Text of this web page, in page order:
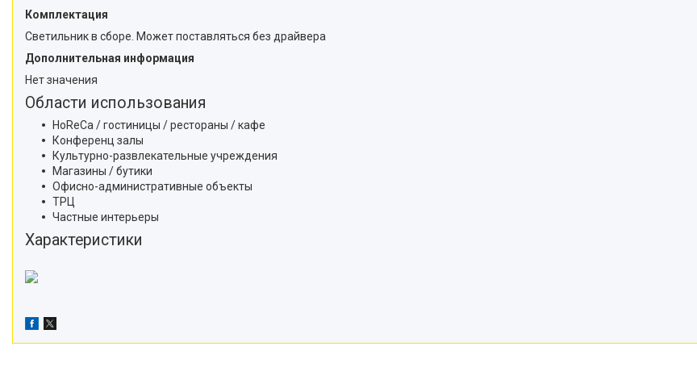
Комплектация
Светильник в сборе. Может поставляться без драйвера
Дополнительная информация
Нет значения
Области использования
HoReCa / гостиницы / рестораны / кафе
Конференц залы
Культурно-развлекательные учреждения
Магазины / бутики
Офисно-административные объекты
ТРЦ
Частные интерьеры
Характеристики